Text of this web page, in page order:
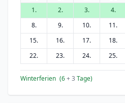
1.
2. 3. 4.
8.
9. 10. 11.
15.
16. 17. 18.
22.
23. 24. 25.
Winterferien (6+ 3 Tage)